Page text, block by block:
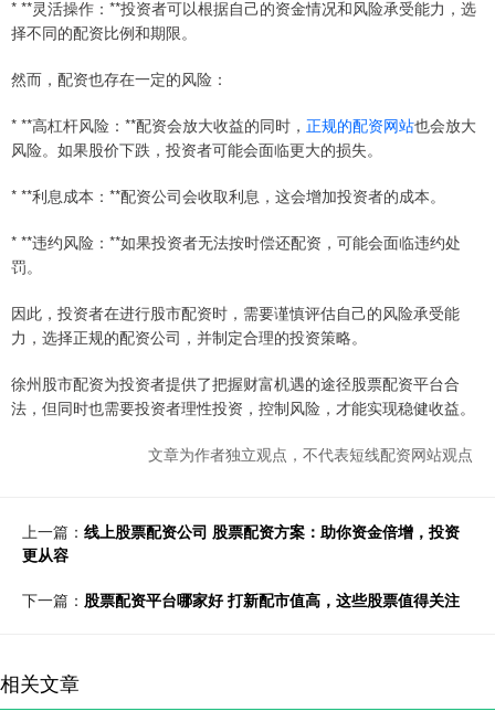
* **灵活操作：**投资者可以根据自己的资金情况和风险承受能力，选
择不同的配资比例和期限。
然而，配资也存在一定的风险：
* **高杠杆风险：**配资会放大收益的同时， 正规的配资网站也会放大
风险。如果股价下跌，投资者可能会面临更大的损失。
* **利息成本：**配资公司会收取利息，这会增加投资者的成本。
* **违约风险：**如果投资者无法按时偿还配资，可能会面临违约处
罚。
因此，投资者在进行股市配资时，需要谨慎评估自己的风险承受能
力，选择正规的配资公司，并制定合理的投资策略。
徐州股市配资为投资者提供了把握财富机遇的途径股票配资平台合
法，但同时也需要投资者理性投资，控制风险，才能实现稳健收益。
文章为作者独立观点，不代表短线配资网站观点
上一篇： 线上股票配资公司 股票配资方案：助你资金倍增，投资
更从容
下一篇： 股票配资平台哪家好 打新配市值高，这些股票值得关注
相关文章